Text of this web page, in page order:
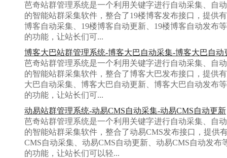
芭奇站群管理系统是一个利用关键字进行自动采集、自
的智能站群采集软件，整合了19楼博客发布接口，提供
博客自动采集、19楼博客自动更新、19楼博客自动发布
的功能，让站长们可...
博客大巴站群管理系统-博客大巴自动采集-博客大巴自动
芭奇站群管理系统是一个利用关键字进行自动采集、自
的智能站群采集软件，整合了博客大巴发布接口，提供
大巴自动采集、博客大巴自动更新、博客大巴自动发布
的功能，让站长们可...
动易站群管理系统-动易CMS自动采集-动易CMS自动更新
芭奇站群管理系统是一个利用关键字进行自动采集、自
的智能站群采集软件，整合了动易CMS发布接口，提供
CMS自动采集、动易CMS自动更新、动易CMS自动发布
的功能，让站长们可以轻...